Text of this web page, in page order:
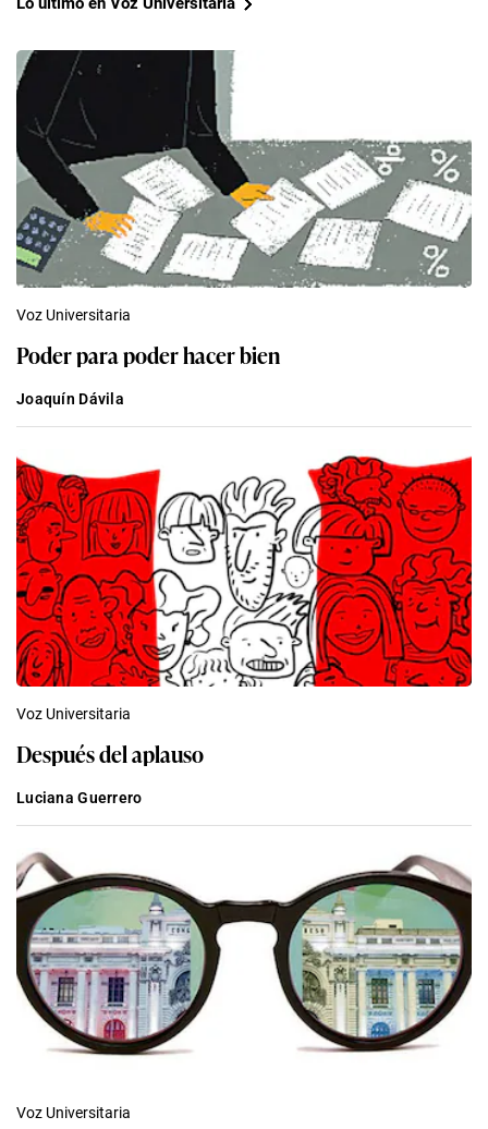
Voz Universitaria
Poder para poder hacer bien
Joaquín Dávila
Voz Universitaria
Después del aplauso
Luciana Guerrero
Voz Universitaria